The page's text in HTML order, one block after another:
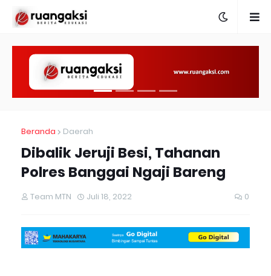
Beranda Daerah
Dibalik Jeruji Besi, Tahanan
Polres Banggai Ngaji Bareng
Team MTN Juli 18, 2022 0